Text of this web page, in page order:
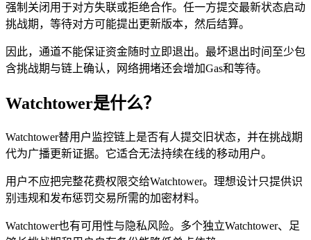
强制关闭用于对方失联或拒绝合作。任一方提交最新状态启动
挑战期，等待对方可能提出更新版本，然后结算。
因此，通道不能保证资金随时立即退出。最坏退出时间至少包
含挑战期与链上确认，网络拥堵还会增加Gas和等待。
Watchtower是什么？
Watchtower替用户监控链上是否有人提交旧状态，并在挑战期
代为广播更新证据。它适合无法持续在线的移动用户。
用户不应把完整花费权限交给Watchtower。理想设计只提供识
别违规和发布惩罚交易所需的加密材料。
Watchtower也有可用性与隐私风险。多个独立Watchtower、足